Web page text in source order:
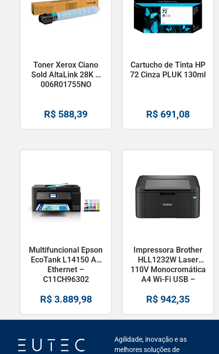
Toner Xerox Ciano
Sold AltaLink 28K –
006R01755NO
R$ 588,39
Cartucho de Tinta HP
72 Cinza PLUK 130ml
R$ 691,08
Multifuncional Epson
EcoTank L14150 A3
Ethernet –
C11CH96302
R$3.889,98
Impressora Brother
HLL1232W Laser
110V Monocromática
A4 Wi-Fi USB –
R$ 942,35
Agilidade, inovação e as
melhores soluções de